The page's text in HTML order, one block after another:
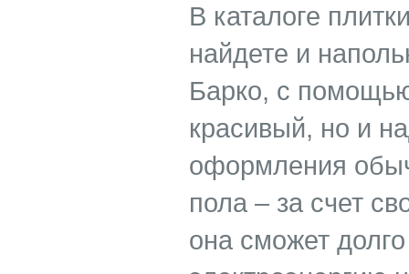
В каталоге
найдете и
Барко, с
красивый, но и
оформления
пола – за счет
она сможет